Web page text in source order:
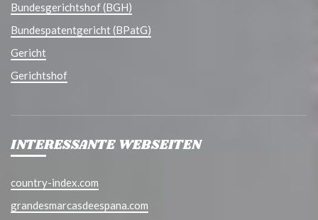
Bundesgerichtshof (BGH)
Bundespatentgericht (BPatG)
Gericht
Gerichtshof
INTERESSANTE WEBSEITEN
country-index.com
grandesmarcasdeespana.com